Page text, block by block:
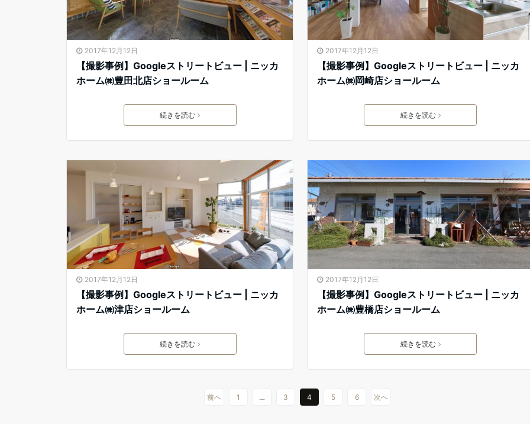
2017年12月12日
【撮影事例】Googleストリートビュー | ニッカ
ホーム㈱豊田北店ショールーム
続きを読む
2017年12月12日
【撮影事例】Googleストリートビュー | ニッカ
ホーム㈱岡崎店ショールーム
続きを読む
2017年12月12日
【撮影事例】Googleストリートビュー | ニッカ
ホーム㈱津店ショールーム
続きを読む
2017年12月12日
【撮影事例】Googleストリートビュー | ニッカ
ホーム㈱豊橋店ショールーム
続きを読む
前へ 1 … 3 4 5 6 次へ